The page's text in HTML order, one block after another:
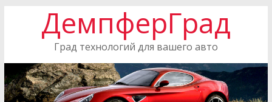
ДемпферГрад
Град технологий для вашего авто